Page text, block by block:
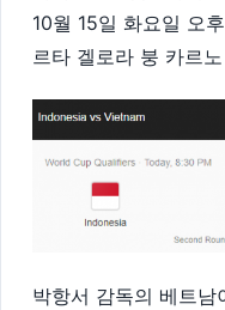
10월 15일 화요일 오
르타 겔로라 붕 카르
박항서 감독의 베트남